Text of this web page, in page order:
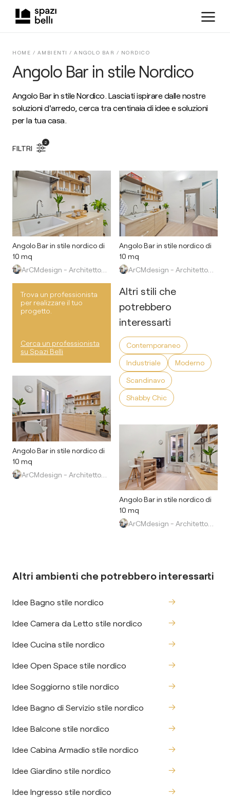
Angolo Bar in stile Nordico
HOME / AMBIENTI / ANGOLO BAR / NORDICO
Angolo Bar in stile Nordico. Lasciati ispirare dalle nostre
soluzioni d'arredo, cerca tra centinaia di idee e soluzioni
per la tua casa.
FILTRI
2
Angolo Bar in stile nordico di
10 mq
Trova un professionista
per realizzare il tuo
progetto.
Cerca un professionista
su Spazi Belli
Angolo Bar in stile nordico di
10 mq
Angolo Bar in stile nordico di
10 mq
Altri stili che
potrebbero
interessarti
Contemporaneo
Industriale
Moderno
Scandinavo
Shabby Chic
Angolo Bar in stile nordico di
10 mq
Altri ambienti che potrebbero interessarti
Idee Bagno stile nordico
Idee Camera da Letto stile nordico
Idee Cucina stile nordico
Idee Open Space stile nordico
Idee Soggiorno stile nordico
Idee Bagno di Servizio stile nordico
Idee Balcone stile nordico
Idee Cabina Armadio stile nordico
Idee Giardino stile nordico
Idee Ingresso stile nordico